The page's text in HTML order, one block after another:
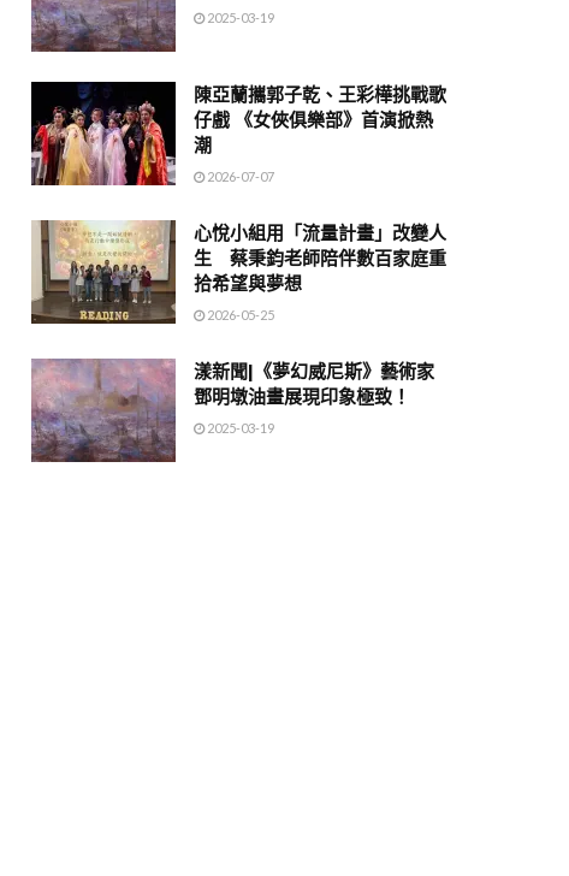
2025-03-19
陳亞蘭攜郭子乾、王彩樺挑戰歌
仔戲 《女俠俱樂部》首演掀熱
潮
2026-07-07
心悅小組用「流量計畫」改變人
生 蔡秉鈞老師陪伴數百家庭重
拾希望與夢想
2026-05-25
漾新聞|《夢幻威尼斯》藝術家
鄧明墩油畫展現印象極致！
2025-03-19